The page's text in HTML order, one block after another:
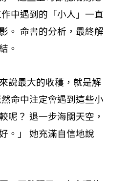
中遇到的「小人」一直
。 命書的分析，最終解
。
說最大的收穫，就是解
命中注定會遇到這些小
呢？ 退一步海闊天空，
。」 她充滿自信地說